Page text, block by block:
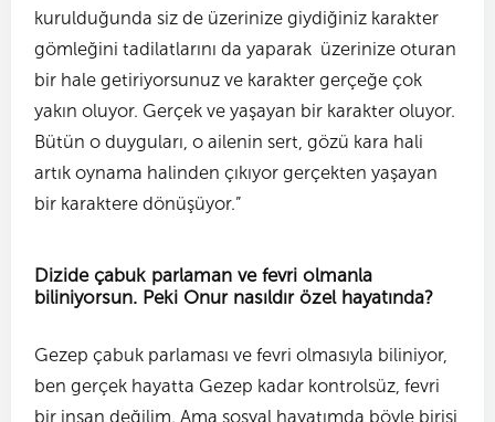
kurulduğunda siz de üzerinize giydiğiniz karakter
gömleğini tadilatlarını da yaparak üzerinize oturan
bir hale getiriyorsunuz ve karakter gerçeğe çok
yakın oluyor. Gerçek ve yaşayan bir karakter oluyor.
Bütün o duyguları, o ailenin sert, gözü kara hali
artık oynama halinden çıkıyor gerçekten yaşayan
bir karaktere dönüşüyor.”
Dizide çabuk parlaman ve fevri olmanla
biliniyorsun. Peki Onur nasıldır özel hayatında?
Gezep çabuk parlaması ve fevri olmasıyla biliniyor,
ben gerçek hayatta Gezep kadar kontrolsüz, fevri
bir insan değilim. Ama sosyal hayatımda böyle birisi